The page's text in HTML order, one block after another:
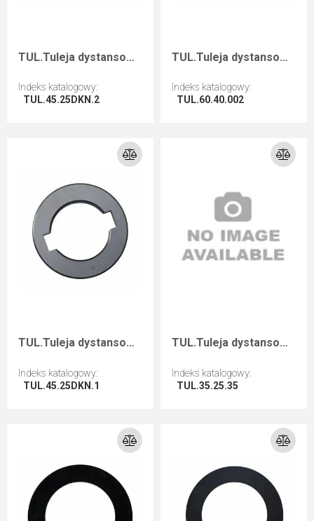
TUL.Tuleja dystansowa D=45 F=25+2CH I=2
Indeks katalogowy:
TUL.45.25DKN.2
TUL.Tuleja dystansowa D=60 F=40 I=0,2
Indeks katalogowy:
TUL.60.40.002
TUL.Tuleja dystansowa D=45 F=25+2CH I=1
Indeks katalogowy:
TUL.45.25DKN.1
TUL.Tuleja dystansowa D=35 F=25 I=35
Indeks katalogowy:
TUL.35.25.35